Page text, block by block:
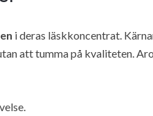
i deras läskkoncentrat.
att tumma på kvaliteten.